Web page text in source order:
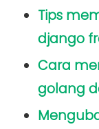
Tips
django
Cara
golang